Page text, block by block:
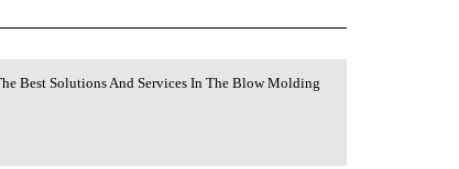
Best Solutions And Services In The Blow Molding